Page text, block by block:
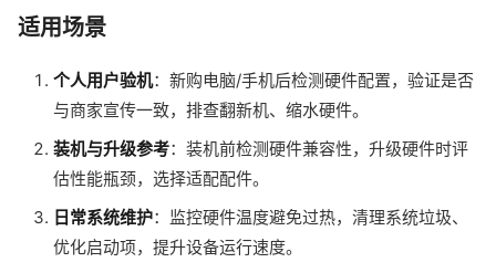
适用场景
个人用户验机：新购电脑/手机后检测硬件配置，验证是否
与商家宣传一致，排查翻新机、缩水硬件。
装机与升级参考：装机前检测硬件兼容性，升级硬件时评
估性能瓶颈，选择适配配件。
日常系统维护：监控硬件温度避免过热，清理系统垃圾、
优化启动项，提升设备运行速度。